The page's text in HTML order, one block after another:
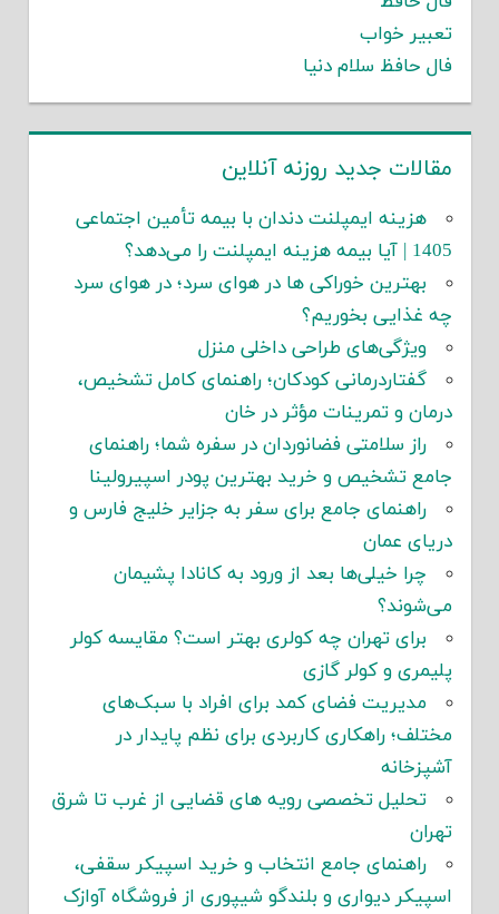
تعبیر خواب
فال حافظ سلام دنیا
مقالات جدید روزنه آنلاین
هزینه ایمپلنت دندان با بیمه تأمین اجتماعی
1405 | آیا بیمه هزینه ایمپلنت را می‌دهد؟
بهترین خوراکی ها در هوای سرد؛ در هوای سرد
چه غذایی بخوریم؟
ویژگی‌های طراحی داخلی منزل
گفتاردرمانی کودکان؛ راهنمای کامل تشخیص،
درمان و تمرینات مؤثر در خان
راز سلامتی فضانوردان در سفره شما؛ راهنمای
جامع تشخیص و خرید بهترین پودر اسپیرولینا
راهنمای جامع برای سفر به جزایر خلیج فارس و
دریای عمان
چرا خیلی‌ها بعد از ورود به کانادا پشیمان
می‌شوند؟
برای تهران چه کولری بهتر است؟ مقایسه کولر
پلیمری و کولر گازی
مدیریت فضای کمد برای افراد با سبک‌های
مختلف؛ راهکاری کاربردی برای نظم پایدار در
آشپزخانه
تحلیل تخصصی رویه های قضایی از غرب تا شرق
تهران
راهنمای جامع انتخاب و خرید اسپیکر سقفی،
اسپیکر دیواری و بلندگو شیپوری از فروشگاه آوازک